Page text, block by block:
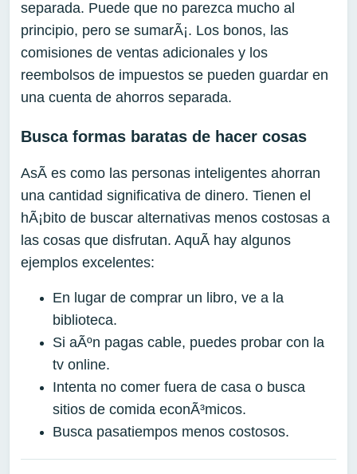
separada. Puede que no parezca mucho al
principio, pero se sumarÃ¡. Los bonos, las
comisiones de ventas adicionales y los
reembolsos de impuestos se pueden guardar en
una cuenta de ahorros separada.
Busca formas baratas de hacer cosas
AsÃ­ es como las personas inteligentes ahorran
una cantidad significativa de dinero. Tienen el
hÃ¡bito de buscar alternativas menos costosas a
las cosas que disfrutan. AquÃ­ hay algunos
ejemplos excelentes:
En lugar de comprar un libro, ve a la
biblioteca.
Si aÃºn pagas cable, puedes probar con la
tv online.
Intenta no comer fuera de casa o busca
sitios de comida econÃ³micos.
Busca pasatiempos menos costosos.